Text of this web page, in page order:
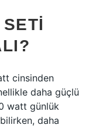
cinsinden
daha güçlü
watt günlük
daha